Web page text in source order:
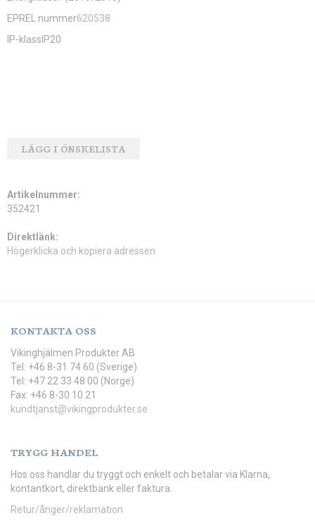
EPREL nummer620538
IP-klassIP20
LÄGG I ÖNSKELISTA
Artikelnummer:
352421
Direktlänk:
Högerklicka och kopiera adressen
KONTAKTA OSS
Vikinghjälmen Produkter AB
Tel: +46 8-31 74 60 (Sverige)
Tel: +47 22 33 48 00 (Norge)
Fax: +46 8-30 10 21
kundtjanst@vikingprodukter.se
TRYGG HANDEL
Hos oss handlar du tryggt och enkelt och betalar via Klarna,
kontantkort, direktbank eller faktura.
Retur/ånger/reklamation